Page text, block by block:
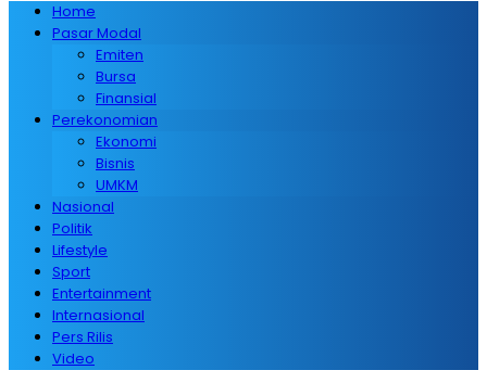
Home
Pasar Modal
Emiten
Bursa
Finansial
Perekonomian
Ekonomi
Bisnis
UMKM
Nasional
Politik
Lifestyle
Sport
Entertainment
Internasional
Pers Rilis
Video